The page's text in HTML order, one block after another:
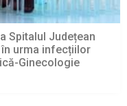
Spitalul Județean
în urma infecțiilor
Ginecologie